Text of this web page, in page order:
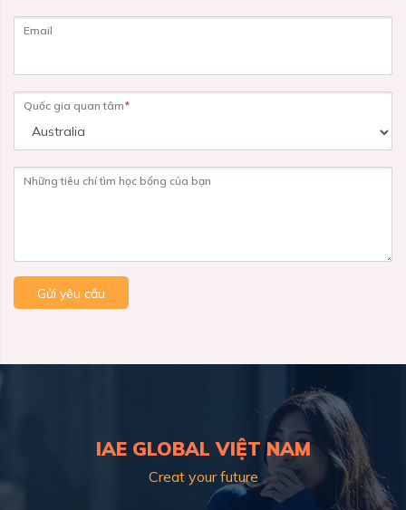
Email
Quốc gia quan tâm*
Những tiêu chí tìm học bổng của bạn
Gửi yêu cầu
IAE GLOBAL VIỆT NAM
Creat your future